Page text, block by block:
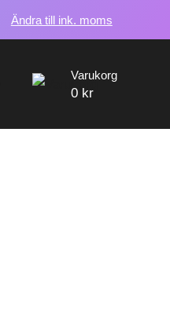
Ändra till ink. moms
Varukorg
0 kr